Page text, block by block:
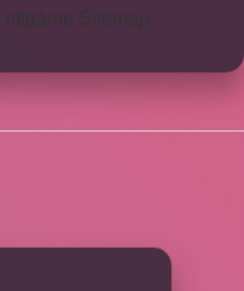
nttgame Sitemap